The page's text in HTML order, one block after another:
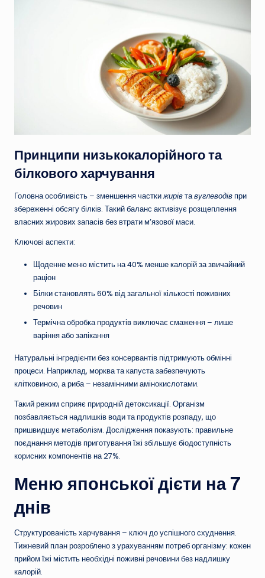
Принципи низькокалорійного та
білкового харчування
Головна особливість – зменшення часткижирівтавуглеводівпри
збереженні обсягу білків. Такий баланс активізує розщеплення
власних жирових запасів без втрати м’язової маси.
Ключові аспекти:
Щоденне меню містить на 40% менше калорій за звичайний
раціон
Білки становлять 60% від загальної кількості поживних
речовин
Термічна обробка продуктів виключає смаження – лише
варіння або запікання
Натуральні інгредієнти без консервантів підтримують обмінні
процеси. Наприклад, морква та капуста забезпечують
клітковиною, а риба – незамінними амінокислотами.
Такий режим сприяє природній детоксикації. Організм
позбавляється надлишків води та продуктів розпаду, що
пришвидшує метаболізм. Дослідження показують: правильне
поєднання методів приготування їжі збільшує біодоступність
корисних компонентів на 27%.
Меню японської дієти на 7
днів
Структурованість харчування – ключ до успішного схуднення.
Тижневий план розроблено з урахуванням потреб організму: кожен
прийом їжі містить необхідні поживні речовини без надлишку
калорій.